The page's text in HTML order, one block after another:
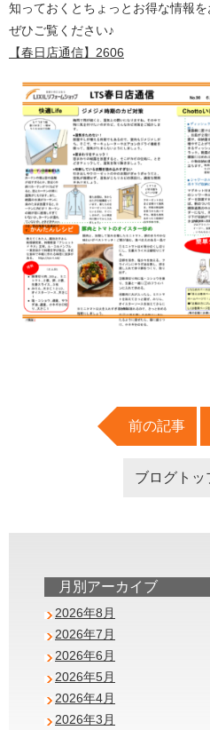
知っておくとちょっとお得な情報を
ぜひご覧ください♪
【春日店通信】2606
前の記事
ブログトッ
月別アーカイブ
2026年8月
2026年7月
2026年6月
2026年5月
2026年4月
2026年3月